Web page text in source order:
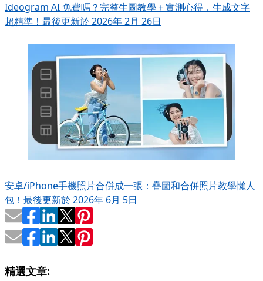
Ideogram AI 免費嗎？完整生圖教學＋實測心得，生成文字
超精準！ 最後更新於 2026年 2月 26日
安卓/iPhone手機照片合併成一張：疊圖和合併照片教學懶人
包！ 最後更新於 2026年 6月 5日
精選文章: